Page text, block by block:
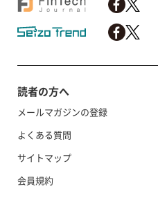
読者の方へ
メールマガジンの登録
よくある質問
サイトマップ
会員規約